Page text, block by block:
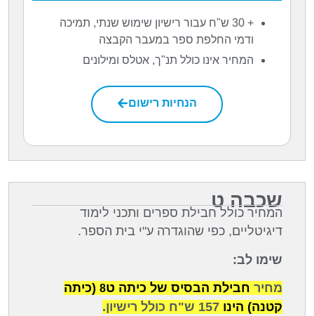
+ 30 ש"ח עבור רישיון שימוש שנתי, תמיכה
ודמי החלפת ספר במעבר הקבצה
המחיר אינו כולל תנ"ך, אטלס ומילונים
הנחיות רישום
שכבה ט
המחיר כולל חבילת ספרים ותכני לימוד
דיגיטליים, כפי שהוגדרה ע"י בית הספר.
שימו לב:
מחיר חבילת הבסיס של כיתה ט8 (כיתה
קטנה) הינו